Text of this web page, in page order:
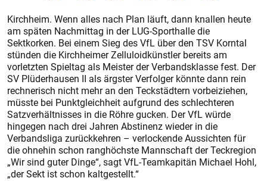
Kirchheim. Wenn alles nach Plan läuft, dann knallen heute
am späten Nachmittag in der LUG-Sporthalle die
Sektkorken. Bei einem Sieg des VfL über den TSV Korntal
stünden die Kirchheimer Zelluloidkünstler bereits am
vorletzten Spieltag als Meister der Verbandsklasse fest. Der
SV Plüderhausen II als ärgster Verfolger könnte dann rein
rechnerisch nicht mehr an den Teckstädtern vorbeiziehen,
müsste bei Punktgleichheit aufgrund des schlechteren
Satzverhältnisses in die Röhre gucken. Der VfL würde
hingegen nach drei Jahren Abstinenz wieder in die
Verbandsliga zurückkehren – verlockende Aussichten für
die ohnehin schon ranghöchste Mannschaft der Teckregion
„Wir sind guter Dinge“, sagt VfL-Teamkapitän Michael Hohl,
„der Sekt ist schon kaltgestellt.“